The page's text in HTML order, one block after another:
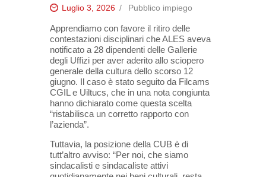
Luglio 3, 2026 Pubblico impiego
Apprendiamo con favore il ritiro delle
contestazioni disciplinari che ALES aveva
notificato a 28 dipendenti delle Gallerie
degli Uffizi per aver aderito allo sciopero
generale della cultura dello scorso 12
giugno. Il caso è stato seguito da Filcams
CGIL e Uiltucs, che in una nota congiunta
hanno dichiarato come questa scelta
“ristabilisca un corretto rapporto con
l’azienda”.
Tuttavia, la posizione della CUB è di
tutt’altro avviso: “Per noi, che siamo
sindacalisti e sindacaliste attivi